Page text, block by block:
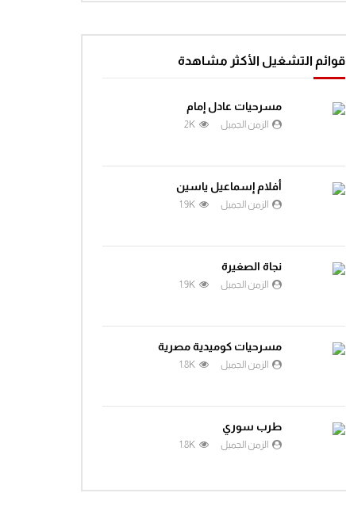
قوائم التشغيل الأكثر مشاهدة
مسرحيات عادل إمام
الزمن الجميل 2K
أفلام إسماعيل ياسين
الزمن الجميل 1.9K
نجاة الصغيرة
الزمن الجميل 1.9K
مسرحيات كوميدية مصرية
الزمن الجميل 1.8K
طرب سوري
الزمن الجميل 1.8K